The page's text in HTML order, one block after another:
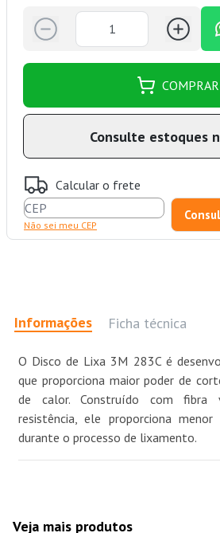
COMPRAR
Consulte estoques
Calcular o frete
Não sei meu CEP
Informações Ficha técnica
O Disco de Lixa 3M 283C é
que proporciona maior poder de
de calor. Construído com fibra
resistência, ele proporciona
durante o processo de lixamento.
Veja mais produtos